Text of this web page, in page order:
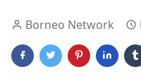
Borneo Network